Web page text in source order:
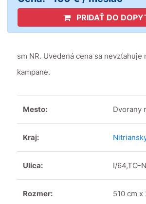
PRIDAŤ DO
sm NR. Uvedená cena sa nevzťahuje
kampane.
Mesto: Dvorany
Kraj:
Ulica: I/64,TO-
Rozmer: 510 cm x